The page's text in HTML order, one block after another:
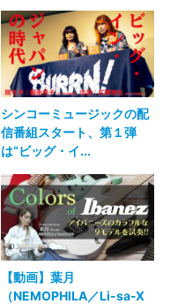
シンコーミュージックの配
信番組スタート、第１弾
は“ビッグ・イ...
【動画】葉月
（NEMOPHILA／Li-sa-X